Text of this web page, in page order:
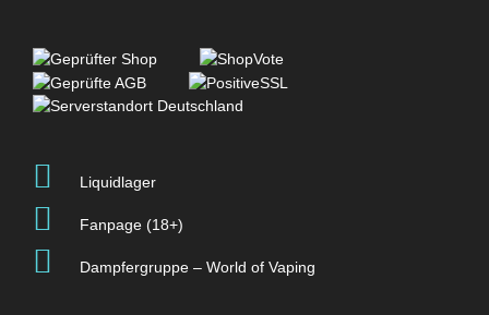
Liquidlager
Fanpage (18+)
Dampfergruppe – World of Vaping